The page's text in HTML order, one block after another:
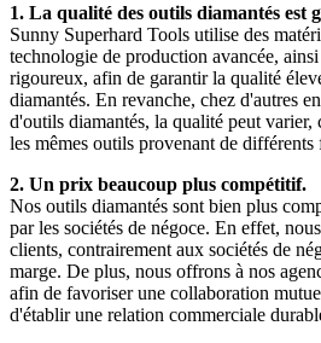
1. La qualité des outils diamantés est
Sunny Superhard Tools utilise des
technologie de production avancée,
rigoureux, afin de garantir la qualité
diamantés. En revanche, chez d'autres
d'outils diamantés, la qualité peut
les mêmes outils provenant de différents
2. Un prix beaucoup plus compétitif.
Nos outils diamantés sont bien plus
par les sociétés de négoce. En effet,
clients, contrairement aux sociétés de
marge. De plus, nous offrons à nos
afin de favoriser une collaboration
d'établir une relation commerciale